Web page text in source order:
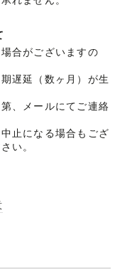
合がございますの
遅延（数ヶ月）が生
、メールにてご連絡
止になる場合もござ
い。